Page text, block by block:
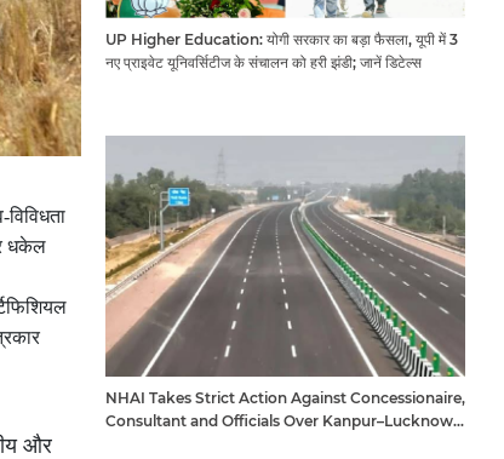
धकेल
और
UP Higher Education: योगी सरकार का बड़ा फैसला, यूपी में 3
नए प्राइवेट यूनिवर्सिटीज के संचालन को हरी झंडी; जानें डिटेल्स
NHAI Takes Strict Action Against Concessionaire,
Consultant and Officials Over Kanpur–Lucknow